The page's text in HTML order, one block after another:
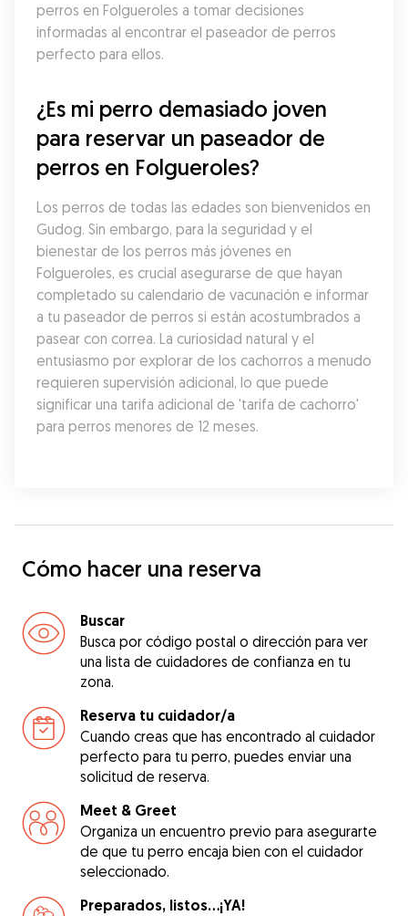
perros en Folgueroles a tomar decisiones
informadas al encontrar el paseador de perros
perfecto para ellos.
¿Es mi perro demasiado joven
para reservar un paseador de
perros en Folgueroles?
Los perros de todas las edades son bienvenidos en
Gudog. Sin embargo, para la seguridad y el
bienestar de los perros más jóvenes en
Folgueroles, es crucial asegurarse de que hayan
completado su calendario de vacunación e informar
a tu paseador de perros si están acostumbrados a
pasear con correa. La curiosidad natural y el
entusiasmo por explorar de los cachorros a menudo
requieren supervisión adicional, lo que puede
significar una tarifa adicional de 'tarifa de cachorro'
para perros menores de 12 meses.
Cómo hacer una reserva
Buscar
Busca por código postal o dirección para ver
una lista de cuidadores de confianza en tu
zona.
Reserva tu cuidador/a
Cuando creas que has encontrado al cuidador
perfecto para tu perro, puedes enviar una
solicitud de reserva.
Meet & Greet
Organiza un encuentro previo para asegurarte
de que tu perro encaja bien con el cuidador
seleccionado.
Preparados, listos...¡YA!